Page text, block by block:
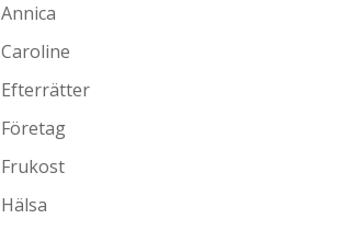
Annica
Caroline
Efterrätter
Företag
Frukost
Hälsa